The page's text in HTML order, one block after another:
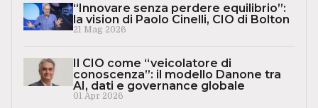
“Innovare senza perdere equilibrio”:
la vision di Paolo Cinelli, CIO di Bolton
21 Mag 2026
Il CIO come “veicolatore di
conoscenza”: il modello Danone tra
AI, dati e governance globale
01 Apr 2026